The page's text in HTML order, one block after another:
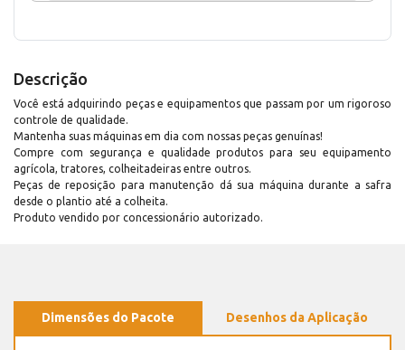
Descrição
Você está adquirindo peças e equipamentos que passam por um rigoroso
controle de qualidade.
Mantenha suas máquinas em dia com nossas peças genuínas!
Compre com segurança e qualidade produtos para seu equipamento
agrícola, tratores, colheitadeiras entre outros.
Peças de reposição para manutenção dá sua máquina durante a safra
desde o plantio até a colheita.
Produto vendido por concessionário autorizado.
Dimensões do Pacote Desenhos da Aplicação